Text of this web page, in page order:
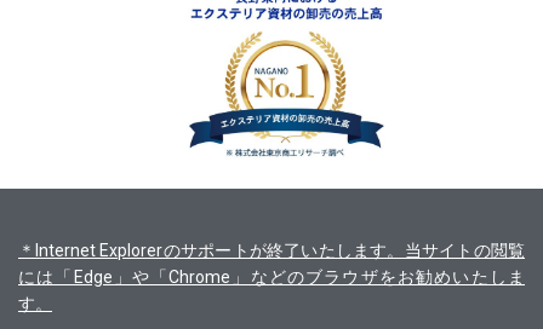
＊Internet Explorerのサポートが終了いたします。当サイトの閲覧
には「Edge」や「Chrome」などのブラウザをお勧めいたしま
す。